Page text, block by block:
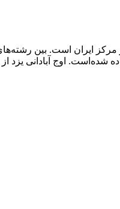
شده‌است. اوج آبادانی